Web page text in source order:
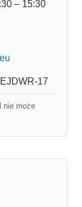
– 15:30
17
nie może